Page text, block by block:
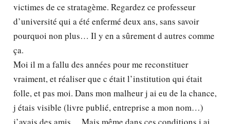
victimes de ce stratagème. Regardez ce professeur
d’université qui a été enfermé deux ans, sans savoir
pourquoi non plus… Il y en a sûrement d autres comme
ça.
Moi il m a fallu des années pour me reconstituer
vraiment, et réaliser que c était l’institution qui était
folle, et pas moi. Dans mon malheur j ai eu de la chance,
j étais visible (livre publié, entreprise a mon nom…)
j’avais des amis… Mais même dans ces conditions j ai